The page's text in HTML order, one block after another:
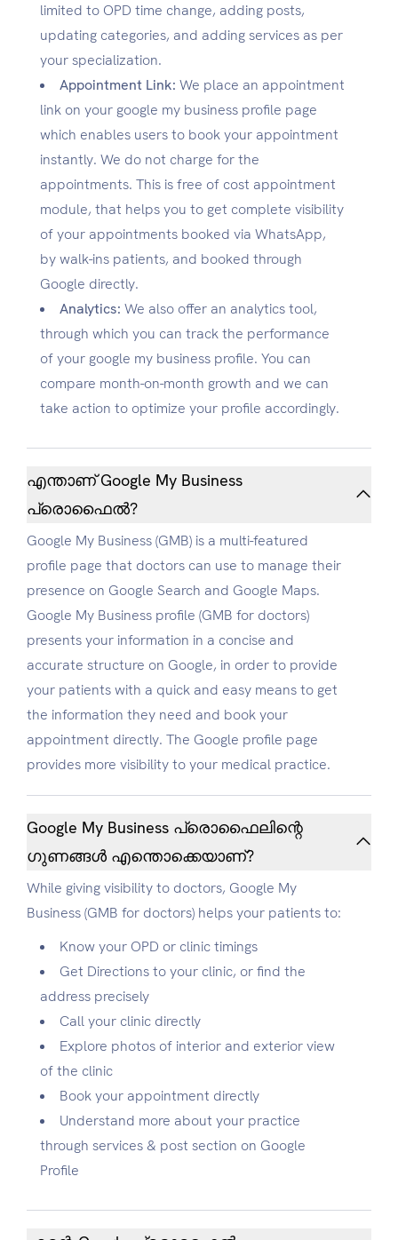
limited to OPD time change, adding posts,
updating categories, and adding services as per
your specialization.
Appointment Link: We place an appointment
link on your google my business profile page
which enables users to book your appointment
instantly. We do not charge for the
appointments. This is free of cost appointment
module, that helps you to get complete visibility
of your appointments booked via WhatsApp,
by walk-ins patients, and booked through
Google directly.
Analytics: We also offer an analytics tool,
through which you can track the performance
of your google my business profile. You can
compare month-on-month growth and we can
take action to optimize your profile accordingly.
എന്താണ് Google My Business
പ്രൊഫൈൽ?
Google My Business (GMB) is a multi-featured
profile page that doctors can use to manage their
presence on Google Search and Google Maps.
Google My Business profile (GMB for doctors)
presents your information in a concise and
accurate structure on Google, in order to provide
your patients with a quick and easy means to get
the information they need and book your
appointment directly. The Google profile page
provides more visibility to your medical practice.
Google My Business പ്രൊഫൈലിന്റെ
ഗുണങ്ങൾ എന്തൊക്കെയാണ്?
While giving visibility to doctors, Google My
Business (GMB for doctors) helps your patients to:
Know your OPD or clinic timings
Get Directions to your clinic, or find the
address precisely
Call your clinic directly
Explore photos of interior and exterior view
of the clinic
Book your appointment directly
Understand more about your practice
through services & post section on Google
Profile